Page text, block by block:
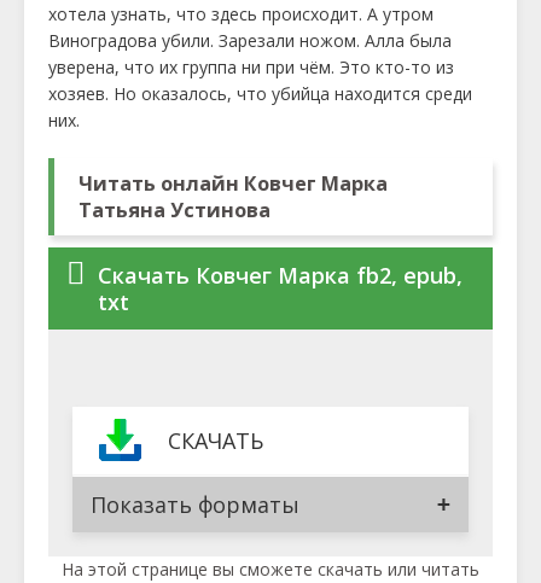
хотела узнать, что здесь происходит. А утром
Виноградова убили. Зарезали ножом. Алла была
уверена, что их группа ни при чём. Это кто-то из
хозяев. Но оказалось, что убийца находится среди
них.
Читать онлайн Ковчег Марка
Татьяна Устинова
Скачать Ковчег Марка fb2, epub,
txt
СКАЧАТЬ
Показать форматы
На этой странице вы сможете скачать или читать